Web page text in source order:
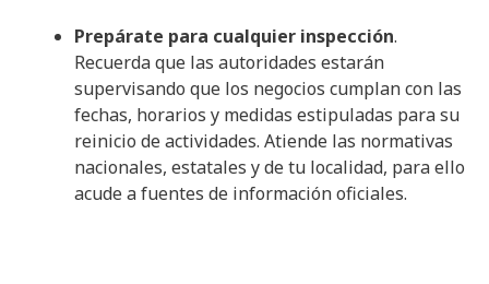
Prepárate para cualquier inspección.
Recuerda que las autoridades estarán
supervisando que los negocios cumplan con las
fechas, horarios y medidas estipuladas para su
reinicio de actividades. Atiende las normativas
nacionales, estatales y de tu localidad, para ello
acude a fuentes de información oficiales.